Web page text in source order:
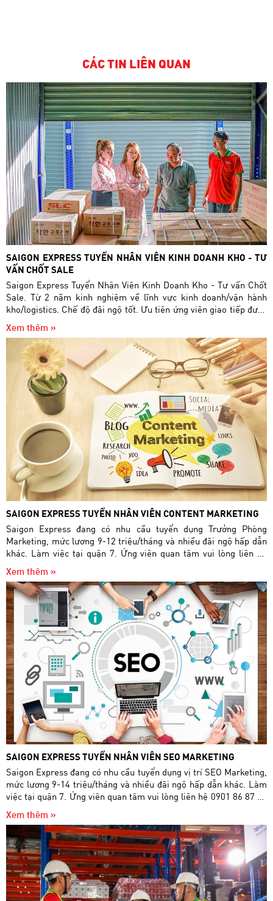
CÁC TIN LIÊN QUAN
SAIGON EXPRESS TUYỂN NHÂN VIÊN KINH DOANH KHO - TƯ
VẤN CHỐT SALE
Saigon Express Tuyển Nhân Viên Kinh Doanh Kho - Tư vấn Chốt
Sale. Từ 2 năm kinh nghiệm về lĩnh vực kinh doanh/vận hành
kho/logistics. Chế độ đãi ngộ tốt. Ưu tiên ứng viên giao tiếp được
bằng Tiếng Anh
Xem thêm »
SAIGON EXPRESS TUYỂN NHÂN VIÊN CONTENT MARKETING
Saigon Express đang có nhu cầu tuyển dụng Trưởng Phòng
Marketing, mức lương 9-12 triệu/tháng và nhiều đãi ngộ hấp dẫn
khác. Làm việc tại quận 7. Ứng viên quan tâm vui lòng liên hệ
tuyendung.saigonexpress@gmail.com.
Xem thêm »
SAIGON EXPRESS TUYỂN NHÂN VIÊN SEO MARKETING
Saigon Express đang có nhu cầu tuyển dụng vị trí SEO Marketing,
mức lương 9-14 triệu/tháng và nhiều đãi ngộ hấp dẫn khác. Làm
việc tại quận 7. Ứng viên quan tâm vui lòng liên hệ 0901 86 87 86
hoặc nộp CV về địa chỉ mail
tuyendung.saigonexpress@gmail.com.
Xem thêm »